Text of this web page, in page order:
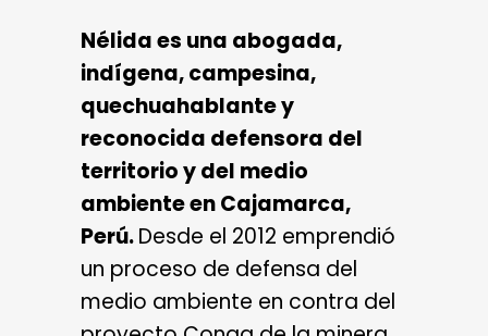
Nélida es una abogada,
indígena, campesina,
quechuahablante y
reconocida defensora del
territorio y del medio
ambiente en Cajamarca,
Perú.Desde el 2012 emprendió
un proceso de defensa del
medio ambiente en contra del